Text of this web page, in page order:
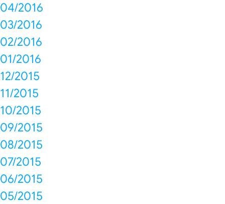
04/2016
03/2016
02/2016
01/2016
12/2015
11/2015
10/2015
09/2015
08/2015
07/2015
06/2015
05/2015